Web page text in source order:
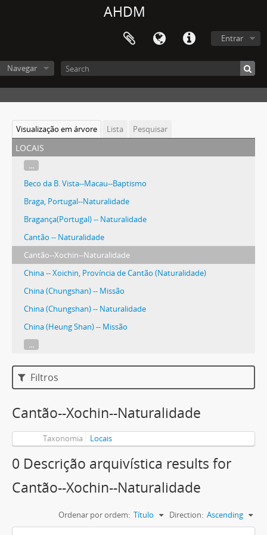
AHDM
Entrar
Navegar
Visualização em árvore Lista Pesquisar
locais
...
Beco da B. Vista--Macau--Baptismo
Braga, Portugal--Naturalidade
Bragança(Portugal) -- Naturalidade
Cantão -- Naturalidade
Cantão--Xochin--Naturalidade
China -- Xoichin, Província de Cantão (Naturalidade)
China (Chungshan) -- Missão
China (Chungshan) -- Naturalidade
China (Heung Shan) -- Missão
...
Filtros
Cantão--Xochin--Naturalidade
Taxonomia Locais
0 Descrição arquivística results for
Cantão--Xochin--Naturalidade
Ordenar por ordem: Título Direction: Ascending